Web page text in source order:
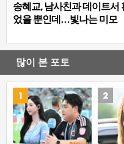
송혜교, 남사친과 데이트서
었을 뿐인데…빛나는 미모
많이 본 포토